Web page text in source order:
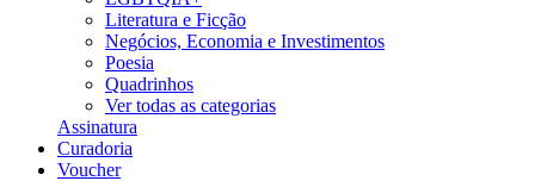
Literatura e Ficção
Negócios, Economia e Investimentos
Poesia
Quadrinhos
Ver todas as categorias
Assinatura
Curadoria
Voucher